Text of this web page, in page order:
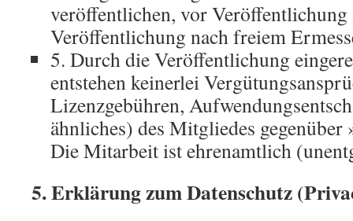
veröffentlichen, vor Veröffentlichung
Veröffentlichung nach freiem
5. Durch die Veröffentlichung
entstehen keinerlei
Lizenzgebühren,
ähnliches) des Mitgliedes
Die Mitarbeit ist ehrenamtlich
5. Erklärung zum Datenschutz